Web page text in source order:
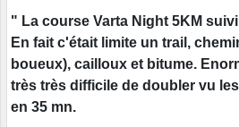
" La course Varta Night 5KM
En fait c'était limite un trail,
boueux), cailloux et bitume.
très très difficile de doubler vu
en 35 mn.